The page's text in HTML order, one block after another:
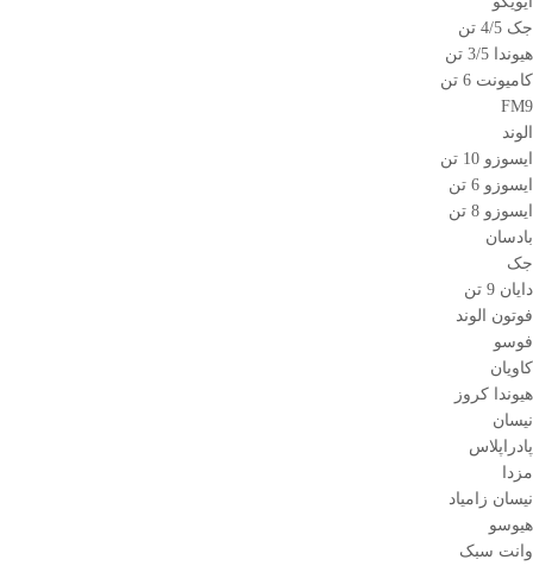
جک 4/5 تن
هیوندا 3/5 تن
کامیونت 6 تن
FM9
الوند
ایسوزو 10 تن
ایسوزو 6 تن
ایسوزو 8 تن
بادسان
جک
دایان 9 تن
فوتون الوند
فوسو
کاویان
هیوندا کروز
نیسان
پادراپلاس
مزدا
نیسان زامیاد
هیوسو
وانت سبک